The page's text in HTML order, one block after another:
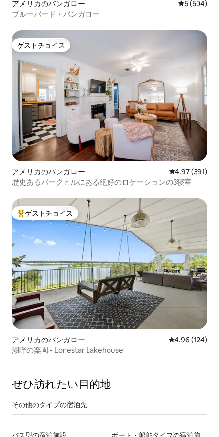
アメリカのバンガロー レビュー
5 (504)
ブルーバード・バンガロー
ゲストチョイス
ゲストチョイス
アメリカのバンガロー レビュー391
4.97 (391)
歴史あるパークヒルにある絶好のロケーションの3寝室
大好評のゲストチョイスです。
ゲストチョイス
アメリカのバンガロー レビュー124
4.96 (124)
湖畔の楽園 - Lonestar Lakehouse
ぜひ訪⁠れ⁠た⁠い目⁠的⁠地
その他のタ⁠イ⁠プ⁠の宿⁠泊⁠先
バス型の宿泊施設
ボート・船舶タイプの宿泊施設